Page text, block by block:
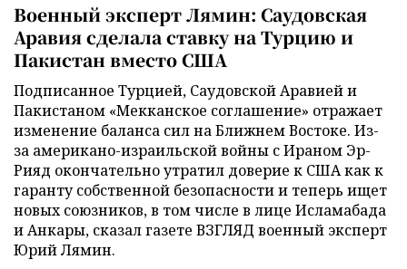
Военный эксперт Лямин: Саудовская
Аравия сделала ставку на Турцию и
Пакистан вместо США
Подписанное Турцией, Саудовской Аравией и
Пакистаном «Мекканское соглашение» отражает
изменение баланса сил на Ближнем Востоке. Из-
за американо-израильской войны с Ираном Эр-
Рияд окончательно утратил доверие к США как к
гаранту собственной безопасности и теперь ищет
новых союзников, в том числе в лице Исламабада
и Анкары, сказал газете ВЗГЛЯД военный эксперт
Юрий Лямин.